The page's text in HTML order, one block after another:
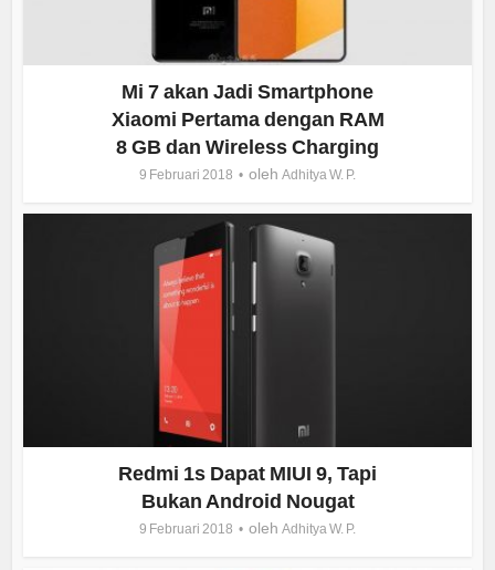
Mi 7 akan Jadi Smartphone
Xiaomi Pertama dengan RAM
8 GB dan Wireless Charging
9 Februari 2018 oleh Adhitya W. P.
Redmi 1s Dapat MIUI 9, Tapi
Bukan Android Nougat
9 Februari 2018 oleh Adhitya W. P.